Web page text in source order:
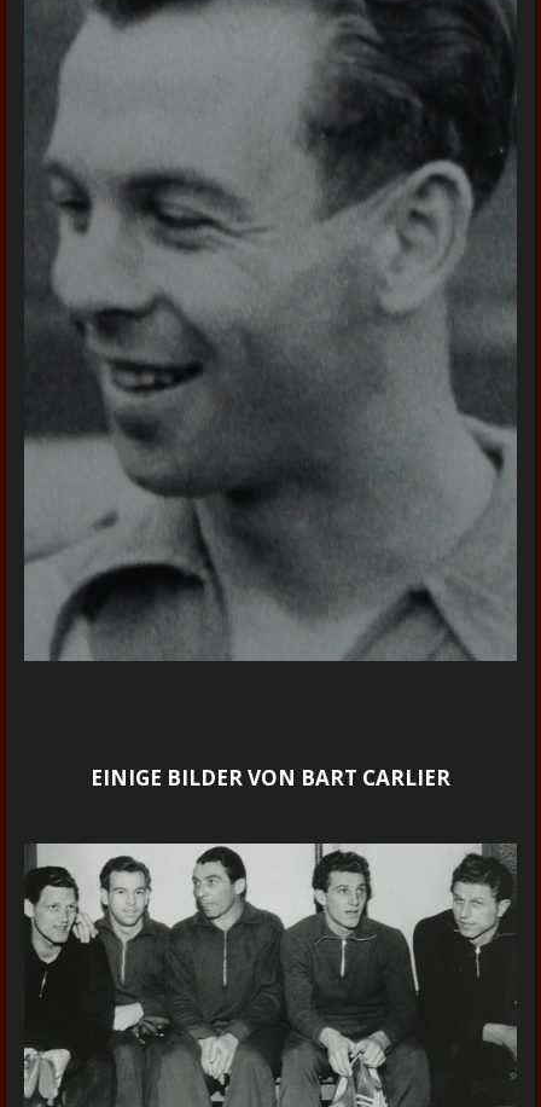
EINIGE BILDER VON BART CARLIER